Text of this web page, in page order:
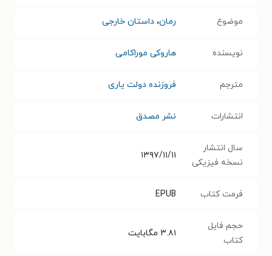
موضوع رمان، داستان خارجی
نویسنده هاروکی موراکامی
مترجم فروزنده دولت یاری
انتشارات نشر مصدق
سال انتشار
نسخه فیزیکی
۱۳۹۷/۱۱/۱۱
فرمت کتاب EPUB
حجم فایل
کتاب
۳.۸۱ مگابایت